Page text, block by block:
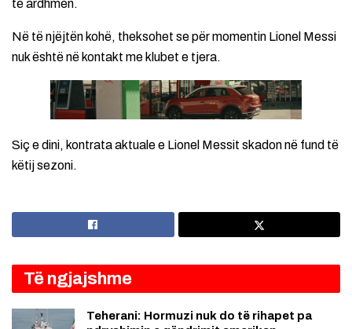
të ardhmen.
Në të njëjtën kohë, theksohet se për momentin Lionel Messi
nuk është në kontakt me klubet e tjera.
Siç e dini, kontrata aktuale e Lionel Messit skadon në fund të
këtij sezoni.
Të ngjajshme
Teherani: Hormuzi nuk do të rihapet pa